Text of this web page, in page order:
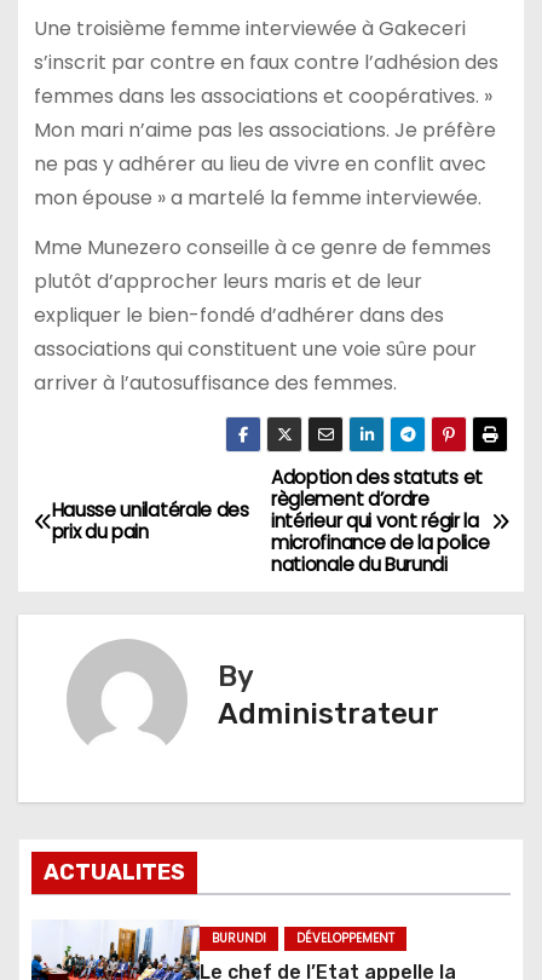
Une troisième femme interviewée à Gakeceri
s’inscrit par contre en faux contre l’adhésion des
femmes dans les associations et coopératives. »
Mon mari n’aime pas les associations. Je préfère
ne pas y adhérer au lieu de vivre en conflit avec
mon épouse » a martelé la femme interviewée.
Mme Munezero conseille à ce genre de femmes
plutôt d’approcher leurs maris et de leur
expliquer le bien-fondé d’adhérer dans des
associations qui constituent une voie sûre pour
arriver à l’autosuffisance des femmes.
Navigation
de
Adoption des statuts et
règlement d’ordre
intérieur qui vont régir la
microfinance de la police
nationale du Burundi
Hausse unilatérale des
prix du pain
By
Administrateur
ACTUALITES
BURUNDI DÉVELOPPEMENT
Le chef de l’Etat appelle la